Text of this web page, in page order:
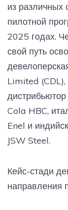
из различных
пилотной
2025 годах.
свой путь
Limited (CDL),
Cola HBC,
Enel и
JSW Steel.
Кейс-стади
направления